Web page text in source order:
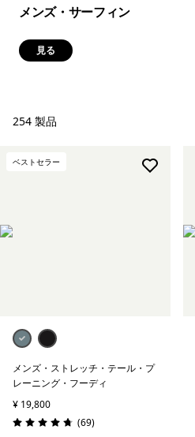
メンズ・サーフィン
見る
254 製品
ベストセラー
メンズ・ストレッチ・テール・プ
レーニング・フーディ
¥ 19,800
評価: 4.8 / 5
(69レビュー
)